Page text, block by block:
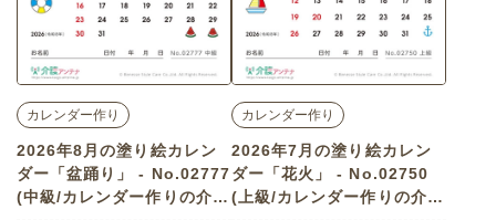
カレンダー作り
2026年8月の塗り絵カレン
ダー「盆踊り」 - No.02777
(中級/カレンダー作りの介護
カレンダー作り
2026年7月の塗り絵カレン
ダー「花火」 - No.02750
(上級/カレンダー作りの介護